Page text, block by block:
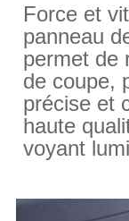
Force et
panneau
permet de
de coupe,
précise et
haute
voyant